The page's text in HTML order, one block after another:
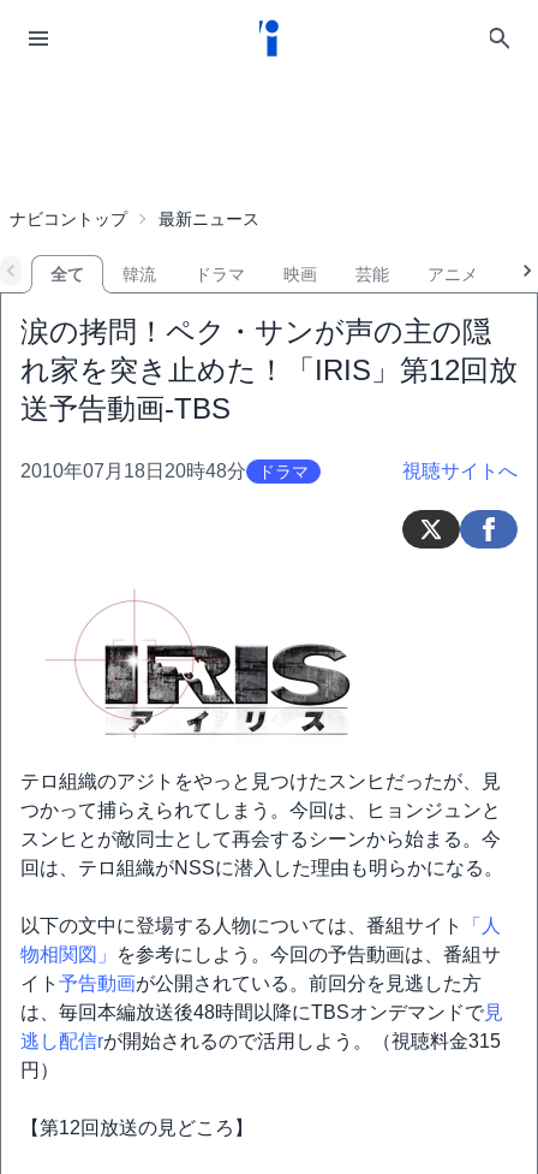
ナビコントップ 最新ニュース
全て 韓流 ドラマ 映画 芸能 アニメ
涙の拷問！ペク・サンが声の主の隠
れ家を突き止めた！「IRIS」第12回放
送予告動画-TBS
2010年07月18日20時48分 ドラマ 視聴サイトへ
テロ組織のアジトをやっと見つけたスンヒだったが、見
つかって捕らえられてしまう。今回は、ヒョンジュンと
スンヒとが敵同士として再会するシーンから始まる。今
回は、テロ組織がNSSに潜入した理由も明らかになる。
以下の文中に登場する人物については、番組サイト
「人
物相関図」
を参考にしよう。今回の予告動画は、番組サ
イト 予告動画が公開されている。前回分を見逃した方
は、毎回本編放送後48時間以降にTBSオンデマンドで見
逃し配信rが開始されるので活用しよう。（視聴料金315
円）
【第12回放送の見どころ】